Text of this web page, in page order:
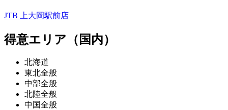
JTB 上大岡駅前店
得意エリア（国内）
北海道
東北全般
中部全般
北陸全般
中国全般